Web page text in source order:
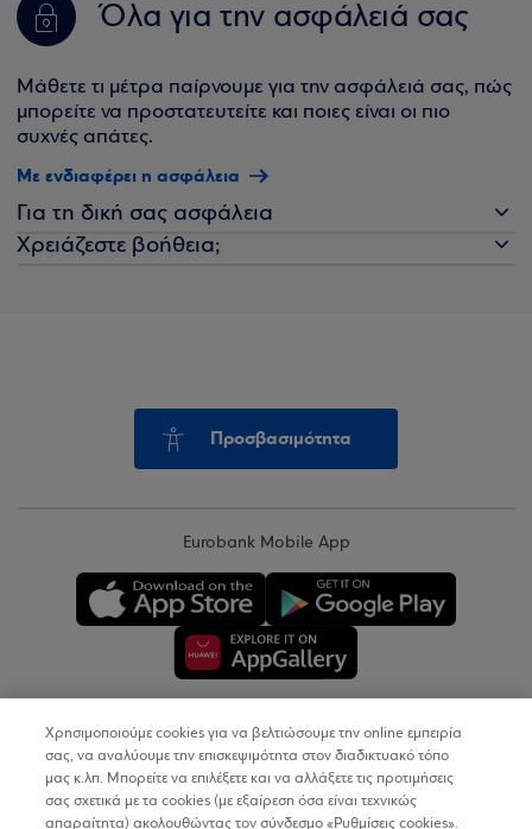
Όλα για την ασφάλειά σας
Μάθετε τι μέτρα παίρνουμε για την ασφάλειά σας, πώς
μπορείτε να προστατευτείτε και ποιες είναι οι πιο
συχνές απάτες.
Με ενδιαφέρει η ασφάλεια
Για τη δική σας ασφάλεια
Χρειάζεστε βοήθεια;
Προσβασιμότητα
Eurobank Mobile App
Copyright © 2026
Όροι Χρήσης
Χρησιμοποιούμε cookies για να βελτιώσουμε την online εμπειρία
σας, να αναλύουμε την επισκεψιμότητα στον διαδικτυακό τόπο
μας κ.λπ. Μπορείτε να επιλέξετε και να αλλάξετε τις προτιμήσεις
σας σχετικά με τα cookies (με εξαίρεση όσα είναι τεχνικώς
απαραίτητα) ακολουθώντας τον σύνδεσμο «Ρυθμίσεις cookies».